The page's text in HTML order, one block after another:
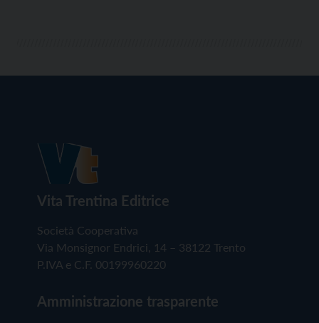
Vita Trentina Editrice
Società Cooperativa
Via Monsignor Endrici, 14 – 38122 Trento
P.IVA e C.F. 00199960220
Amministrazione trasparente